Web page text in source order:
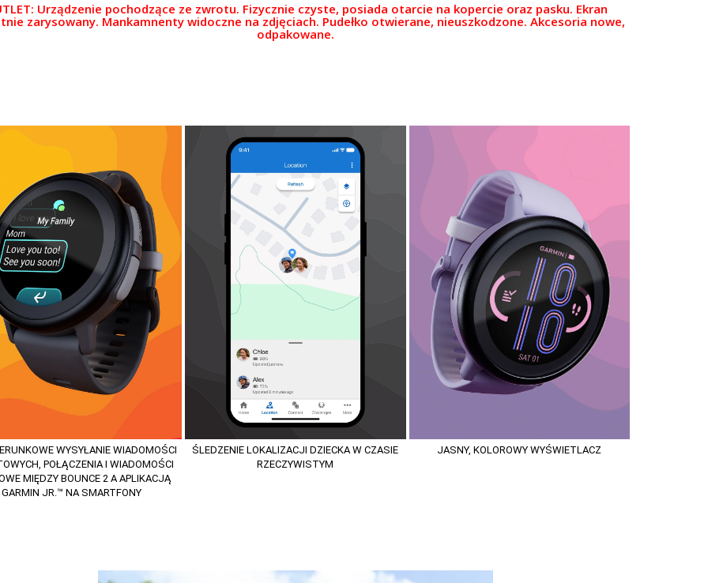
Urządzenie pochodzące ze zwrotu. Fizycznie czyste, posiada otarcie na kopercie oraz pasku. Ekran
zarysowany. Mankamnenty widoczne na zdjęciach. Pudełko otwierane, nieuszkodzone. Akcesoria nowe,
odpakowane.
WYSYŁANIE WIADOMOŚCI
POŁĄCZENIA I WIADOMOŚCI
MIĘDZY BOUNCE 2 A APLIKACJĄ
GARMIN JR.™ NA SMARTFONY
ŚLEDZENIE LOKALIZACJI DZIECKA W CZASIE
RZECZYWISTYM
JASNY, KOLOROWY WYŚWIETLACZ